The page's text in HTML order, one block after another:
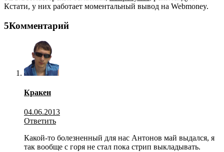
Кстати, у них работает моментальный вывод на Webmoney.
5Комментарий
Кракен
04.06.2013
Ответить
Какой-то болезненный для нас Антонов май выдался, я
так вообще с горя не стал пока стрип выкладывать.